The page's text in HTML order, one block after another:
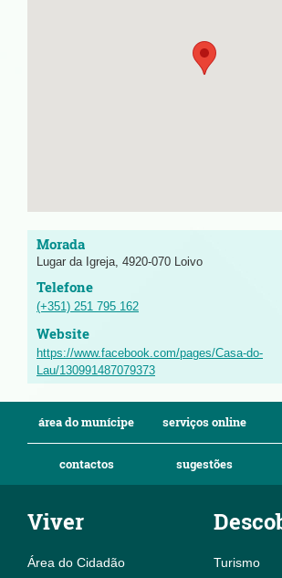
Lugar da Igreja, 4920-070 Loivo
(+351) 251 795 162
https://www.facebook.com/pages/Casa-do-
Lau/130991487079373
área do munícipe serviços online
contactos sugestões
Viver
Área do Cidadão
Turismo